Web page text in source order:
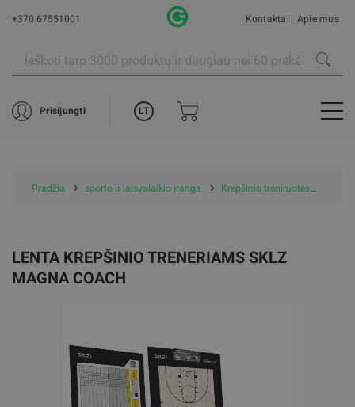
+370 67551001 Kontaktai Apie mus
Prisijungti LT
Pradžia sporto ir laisvalaikio įranga Krepšinio treniruotės
LENTA KREPŠINIO TRENERIAMS SKLZ
MAGNA COACH